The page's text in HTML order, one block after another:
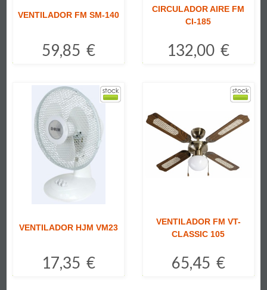
VENTILADOR FM SM-140
59,85 €
Comprar
CIRCULADOR AIRE FM
CI-185
132,00 €
VENTILADOR HJM VM23
17,35 €
VENTILADOR FM VT-
CLASSIC 105
65,45 €